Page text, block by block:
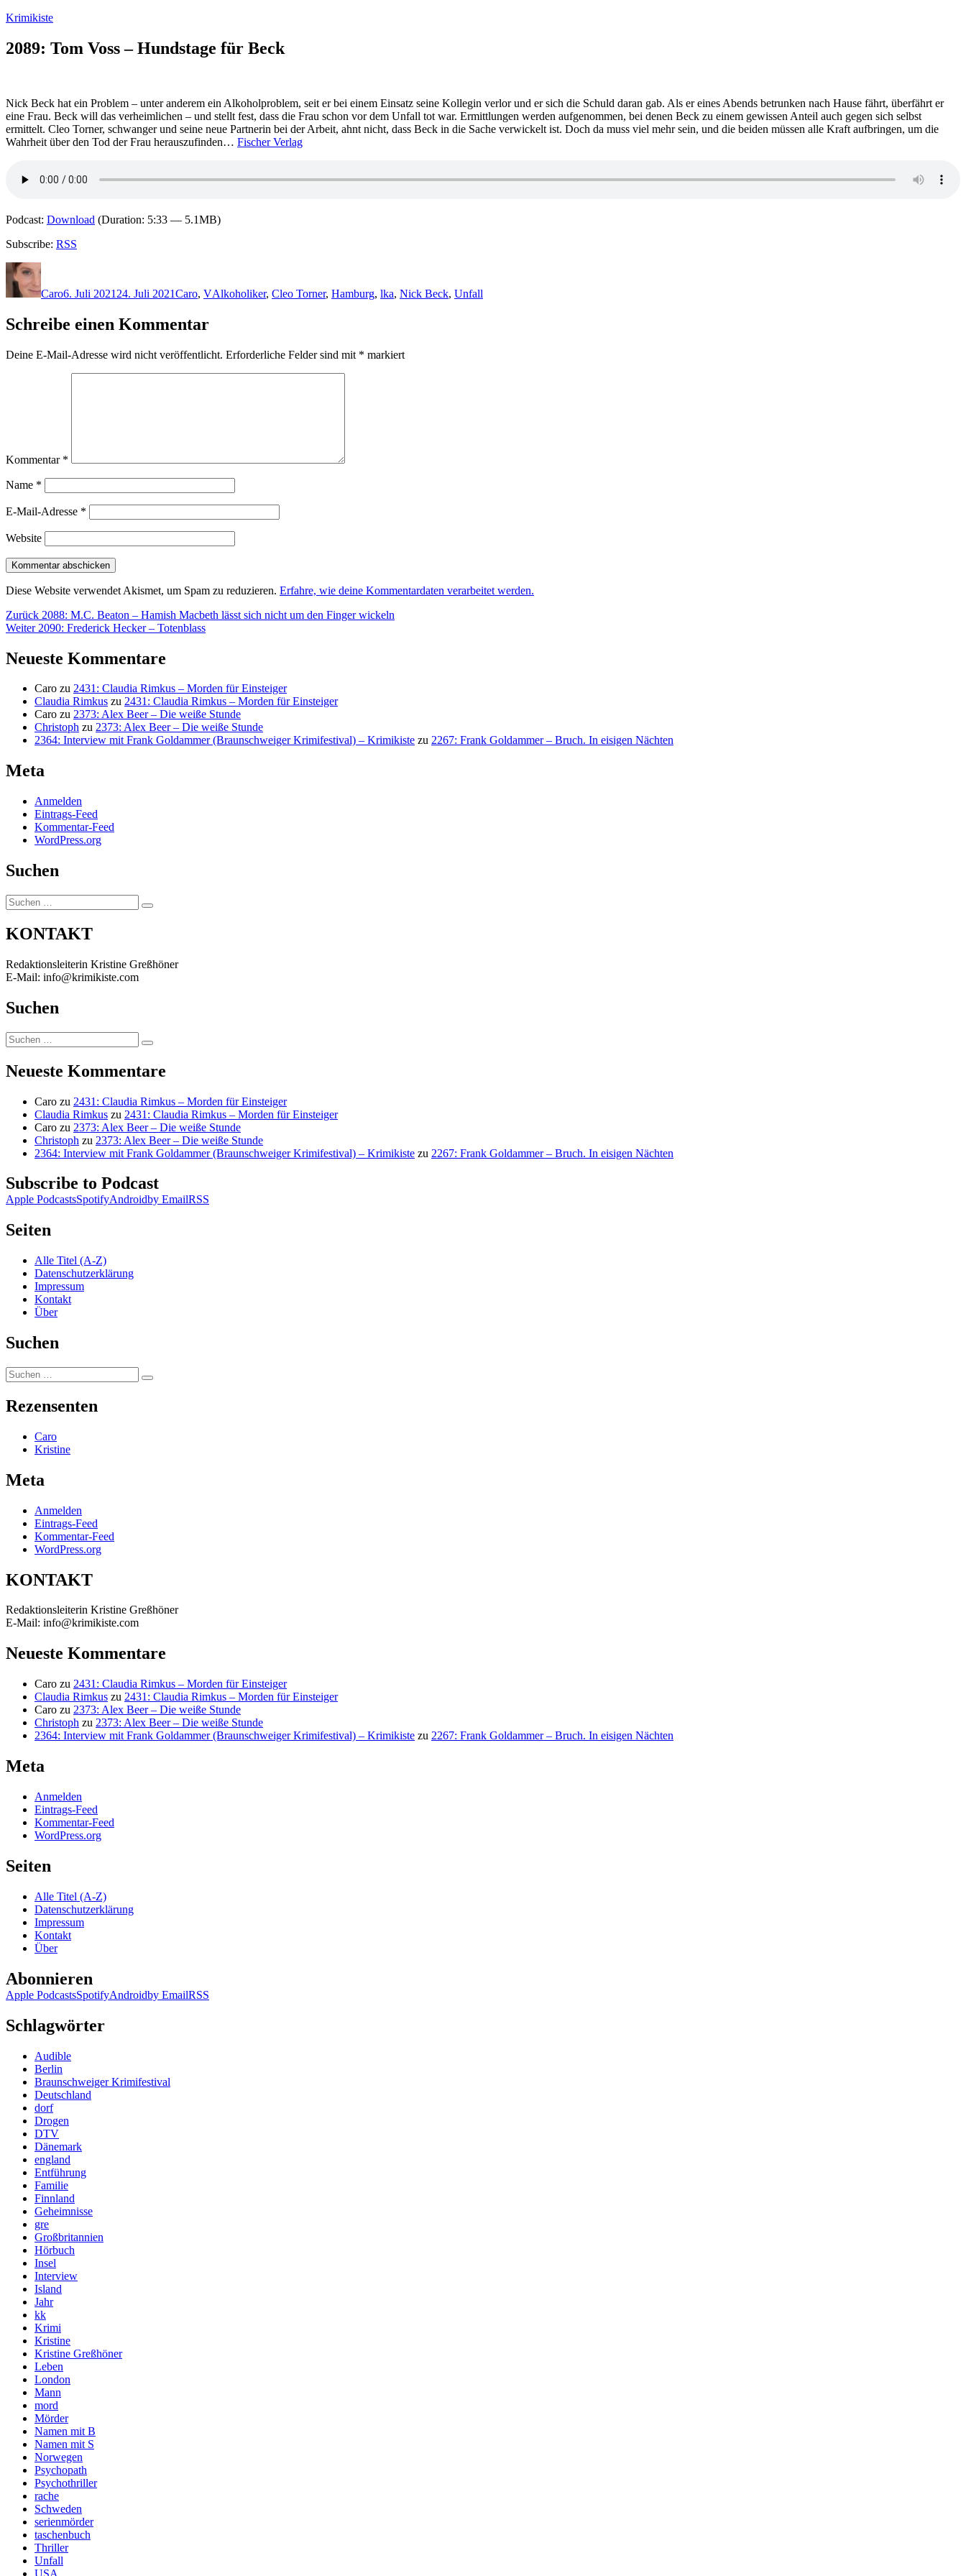
Zum
springen
Krimikiste
2089: Tom Voss – Hundstage für Beck
Nick Beck hat ein Problem – unter anderem ein Alkoholproblem, seit er bei einem Einsatz seine Kollegin verlor und er sich die Schuld daran gab. Als er eines Abends betrunken nach Hause fährt, überfährt er
eine Frau. Beck will das verheimlichen – und stellt fest, dass die Frau schon vor dem Unfall tot war. Ermittlungen werden aufgenommen, bei denen Beck zu einem gewissen Anteil auch gegen sich selbst
ermittelt. Cleo Torner, schwanger und seine neue Partnerin bei der Arbeit, ahnt nicht, dass Beck in die Sache verwickelt ist. Doch da muss viel mehr sein, und die beiden müssen alle Kraft aufbringen, um die
Wahrheit über den Tod der Frau herauszufinden… Fischer Verlag
Podcast: Download (Duration: 5:33 — 5.1MB)
Subscribe: RSS
Autor
Caro6. Juli 2021 24. Juli 2021Caro, VAlkoholiker, Cleo Torner, Hamburg, lka, Nick Beck, Unfall
Schreibe einen Kommentar
Deine E-Mail-Adresse wird nicht veröffentlicht. Erforderliche Felder sind mit * markiert
Kommentar *
Name *
E-Mail-Adresse *
Website
Diese Website verwendet Akismet, um Spam zu reduzieren. Erfahre, wie deine Kommentardaten verarbeitet werden.
Beitragsnavigation
Zurück Vorheriger
Beitrag:
2088: M.C. Beaton – Hamish Macbeth lässt sich nicht um den Finger wickeln
Weiter Nächster
2090: Frederick Hecker – Totenblass
Neueste Kommentare
Caro zu 2431: Claudia Rimkus – Morden für Einsteiger
Claudia Rimkus zu 2431: Claudia Rimkus – Morden für Einsteiger
Caro zu 2373: Alex Beer – Die weiße Stunde
Christoph zu 2373: Alex Beer – Die weiße Stunde
2364: Interview mit Frank Goldammer (Braunschweiger Krimifestival) – Krimikiste zu 2267: Frank Goldammer – Bruch. In eisigen Nächten
Meta
Anmelden
Eintrags-Feed
Kommentar-Feed
WordPress.org
Suchen
Suchen
nach:
Suchen
KONTAKT
Redaktionsleiterin Kristine Greßhöner
E-Mail: info@krimikiste.com
Suchen
Suchen
nach:
Suchen
Neueste Kommentare
Caro zu 2431: Claudia Rimkus – Morden für Einsteiger
Claudia Rimkus zu 2431: Claudia Rimkus – Morden für Einsteiger
Caro zu 2373: Alex Beer – Die weiße Stunde
Christoph zu 2373: Alex Beer – Die weiße Stunde
2364: Interview mit Frank Goldammer (Braunschweiger Krimifestival) – Krimikiste zu 2267: Frank Goldammer – Bruch. In eisigen Nächten
Subscribe to Podcast
Apple PodcastsSpotifyAndroidby EmailRSS
Seiten
Alle Titel (A-Z)
Datenschutzerklärung
Impressum
Kontakt
Über
Suchen
Suchen
nach:
Suchen
Rezensenten
Caro
Kristine
Meta
Anmelden
Eintrags-Feed
Kommentar-Feed
WordPress.org
KONTAKT
Redaktionsleiterin Kristine Greßhöner
E-Mail: info@krimikiste.com
Neueste Kommentare
Caro zu 2431: Claudia Rimkus – Morden für Einsteiger
Claudia Rimkus zu 2431: Claudia Rimkus – Morden für Einsteiger
Caro zu 2373: Alex Beer – Die weiße Stunde
Christoph zu 2373: Alex Beer – Die weiße Stunde
2364: Interview mit Frank Goldammer (Braunschweiger Krimifestival) – Krimikiste zu 2267: Frank Goldammer – Bruch. In eisigen Nächten
Meta
Anmelden
Eintrags-Feed
Kommentar-Feed
WordPress.org
Seiten
Alle Titel (A-Z)
Datenschutzerklärung
Impressum
Kontakt
Über
Abonnieren
Apple PodcastsSpotifyAndroidby EmailRSS
Schlagwörter
Audible
Berlin
Braunschweiger Krimifestival
Deutschland
dorf
Drogen
DTV
Dänemark
england
Entführung
Familie
Finnland
Geheimnisse
gre
Großbritannien
Hörbuch
Insel
Interview
Island
Jahr
kk
Krimi
Kristine
Kristine Greßhöner
Leben
London
Mann
mord
Mörder
Namen mit B
Namen mit S
Norwegen
Psychopath
Psychothriller
rache
Schweden
serienmörder
taschenbuch
Thriller
Unfall
USA